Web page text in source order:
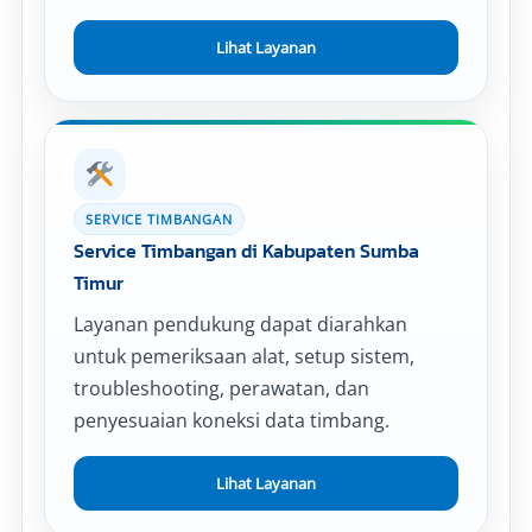
Lihat Layanan
SERVICE TIMBANGAN
Service Timbangan di Kabupaten Sumba
Timur
Layanan pendukung dapat diarahkan
untuk pemeriksaan alat, setup sistem,
troubleshooting, perawatan, dan
penyesuaian koneksi data timbang.
Lihat Layanan